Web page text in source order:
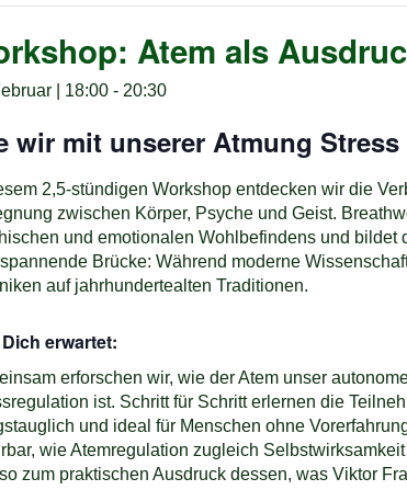
Atem als
| 18:00 - 20:30
wir mit unserer Atmung
2,5-stündigen Workshop entdecken wir die
zwischen Körper, Psyche und Geist.
und emotionalen Wohlbefindens und
Brücke: Während moderne
auf jahrhundertealten Traditionen.
erwartet:
erforschen wir, wie der Atem unser
ist. Schritt für Schritt erlernen die
und ideal für Menschen ohne
wie Atemregulation zugleich
zum praktischen Ausdruck dessen, was Viktor